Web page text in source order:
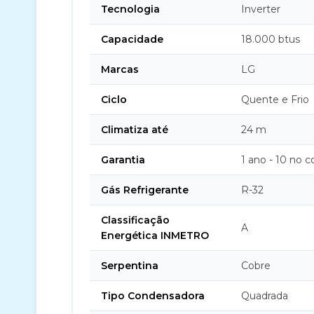
Tecnologia Inverter
Capacidade 18.000 btus
Marcas LG
Ciclo Quente e Frio
Climatiza até 24 m
Garantia 1 ano - 10 no
Gás Refrigerante R-32
Classificação
Energética INMETRO
A
Serpentina Cobre
Tipo Condensadora Quadrada